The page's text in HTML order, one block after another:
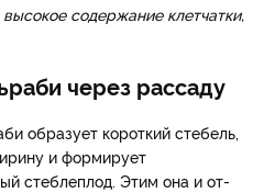
содержание клетчатки,
через рассаду
образует короткий стебель,
и формирует
стебле­плод. Этим она и от­